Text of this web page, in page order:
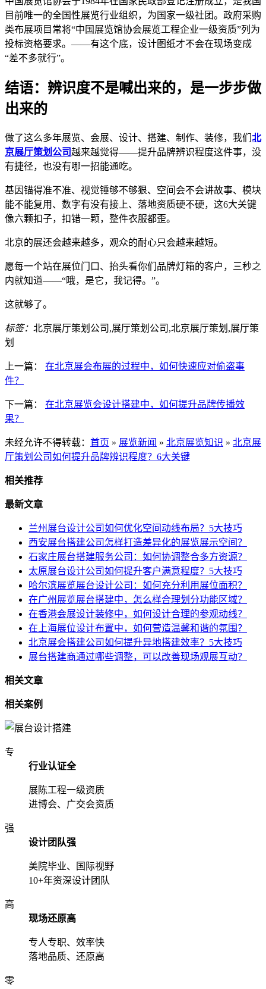
目前唯一的全国性展览行业组织，为国家一级社团。政府采购
类布展项目常将“中国展览馆协会展览工程企业一级资质”列为
投标资格要求。——有这个底，设计图纸才不会在现场变成
“差不多就行”。
结语：辨识度不是喊出来的，是一步步做
出来的
做了这么多年展览、会展、设计、搭建、制作、装修，我们 北
京展厅策划公司越来越觉得——提升品牌辨识程度这件事，没
有捷径，也没有哪一招能通吃。
基因锚得准不准、视觉锤够不够狠、空间会不会讲故事、模块
能不能复用、数字有没有接上、落地资质硬不硬，这6大关键
像六颗扣子，扣错一颗，整件衣服都歪。
北京的展还会越来越多，观众的耐心只会越来越短。
愿每一个站在展位门口、抬头看你们品牌灯箱的客户，三秒之
内就知道——“哦，是它，我记得。”。
这就够了。
标签： 北京展厅策划公司,展厅策划公司,北京展厅策划,展厅策
划
上一篇： 在北京展会布展的过程中，如何快速应对偷盗事
件？
下一篇： 在北京展览会设计搭建中，如何提升品牌传播效
果？
未经允许不得转载： 首页 » 展览新闻 » 北京展览知识 » 北京展
厅策划公司如何提升品牌辨识程度？6大关键
相关推荐
最新文章
兰州展台设计公司如何优化空间动线布局？5大技巧
西安展台搭建公司怎样打造差异化的展览展示空间？
石家庄展台搭建服务公司：如何协调整合多方资源？
太原展台设计公司如何提升客户满意程度？5大技巧
哈尔滨展览展台设计公司：如何充分利用展位面积？
在广州展览展台搭建中，怎么样合理划分功能区域？
在香港会展设计装修中，如何设计合理的参观动线？
在上海展位设计布置中，如何营造温馨和谐的氛围？
北京展会搭建公司如何提升异地搭建效率？5大技巧
展台搭建商通过哪些调整，可以改善现场观展互动？
相关文章
相关案例
专
行业认证全
展陈工程一级资质
进博会、广交会资质
强
设计团队强
美院毕业、国际视野
10+年资深设计团队
高
现场还原高
专人专职、效率快
落地品质、还原高
零